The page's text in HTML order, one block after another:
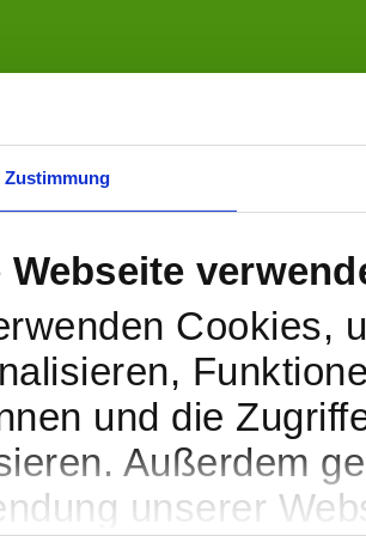
Zustimmung
Webseite
Cookies,
und die
Außerdem
unserer